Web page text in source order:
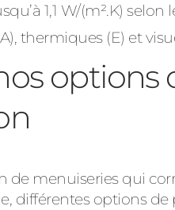
1,1 W/(m².K) selon
thermiques (E) et
options
de menuiseries qui
différentes options